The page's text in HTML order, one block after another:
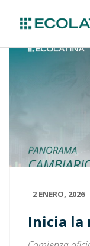
2 ENERO, 2026
Inicia la